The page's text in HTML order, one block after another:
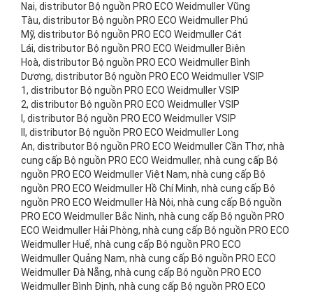
Nai, distributor Bộ nguồn PRO ECO Weidmuller Vũng
Tàu, distributor Bộ nguồn PRO ECO Weidmuller Phú
Mỹ, distributor Bộ nguồn PRO ECO Weidmuller Cát
Lái, distributor Bộ nguồn PRO ECO Weidmuller Biên
Hoà, distributor Bộ nguồn PRO ECO Weidmuller Bình
Dương, distributor Bộ nguồn PRO ECO Weidmuller VSIP
1, distributor Bộ nguồn PRO ECO Weidmuller VSIP
2, distributor Bộ nguồn PRO ECO Weidmuller VSIP
I, distributor Bộ nguồn PRO ECO Weidmuller VSIP
II, distributor Bộ nguồn PRO ECO Weidmuller Long
An, distributor Bộ nguồn PRO ECO Weidmuller Cần Thơ, nhà
cung cấp Bộ nguồn PRO ECO Weidmuller, nhà cung cấp Bộ
nguồn PRO ECO Weidmuller Việt Nam, nhà cung cấp Bộ
nguồn PRO ECO Weidmuller Hồ Chí Minh, nhà cung cấp Bộ
nguồn PRO ECO Weidmuller Hà Nội, nhà cung cấp Bộ nguồn
PRO ECO Weidmuller Bắc Ninh, nhà cung cấp Bộ nguồn PRO
ECO Weidmuller Hải Phòng, nhà cung cấp Bộ nguồn PRO ECO
Weidmuller Huế, nhà cung cấp Bộ nguồn PRO ECO
Weidmuller Quảng Nam, nhà cung cấp Bộ nguồn PRO ECO
Weidmuller Đà Nẵng, nhà cung cấp Bộ nguồn PRO ECO
Weidmuller Bình Định, nhà cung cấp Bộ nguồn PRO ECO